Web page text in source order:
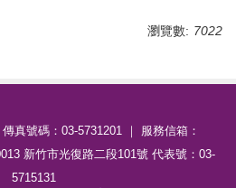
瀏覽數: 7022
真號碼：03-5731201 ｜ 服務信箱：
新竹市光復路二段101號 代表號：03-
5715131